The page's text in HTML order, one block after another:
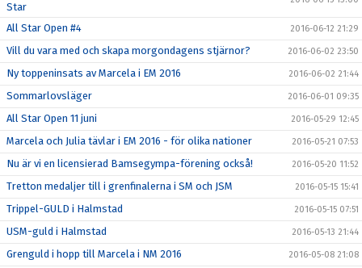
Star
All Star Open #4 2016-06-12 21:29
Vill du vara med och skapa morgondagens stjärnor? 2016-06-02 23:50
Ny toppeninsats av Marcela i EM 2016 2016-06-02 21:44
Sommarlovsläger 2016-06-01 09:35
All Star Open 11 juni 2016-05-29 12:45
Marcela och Julia tävlar i EM 2016 - för olika nationer 2016-05-21 07:53
Nu är vi en licensierad Bamsegympa-förening också! 2016-05-20 11:52
Tretton medaljer till i grenfinalerna i SM och JSM 2016-05-15 15:41
Trippel-GULD i Halmstad 2016-05-15 07:51
USM-guld i Halmstad 2016-05-13 21:44
Grenguld i hopp till Marcela i NM 2016 2016-05-08 21:08